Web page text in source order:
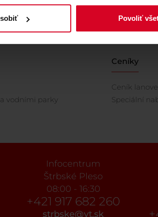
Povoliť
vodními parky
Ceníky
Ceník
Speciální
Infocentrum
Štrbské Pleso
08:00 - 16:30
+421 917 682 260
strbske@vt.sk